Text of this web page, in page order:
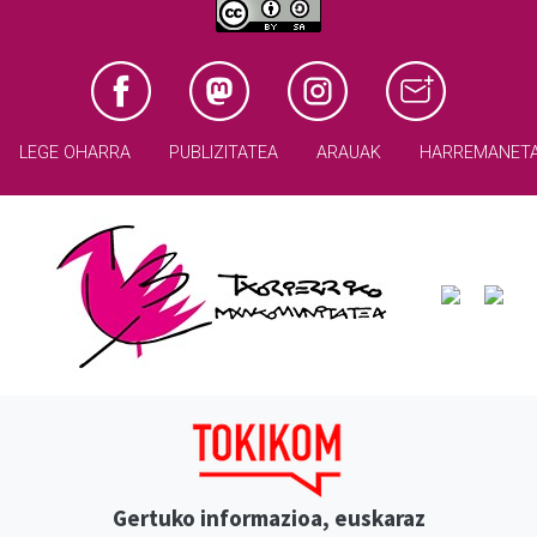
LEGE OHARRA PUBLIZITATEA ARAUAK
Gertuko informazioa, euskaraz